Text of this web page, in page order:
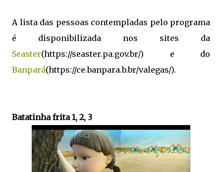
A lista das pessoas contempladas pelo programa
é disponibilizada nos sites da
Seaster(https://seaster.pa.gov.br/) e do
Banpará(https://ce.banpara.b.br/valegas/).
Batatinha frita 1, 2, 3